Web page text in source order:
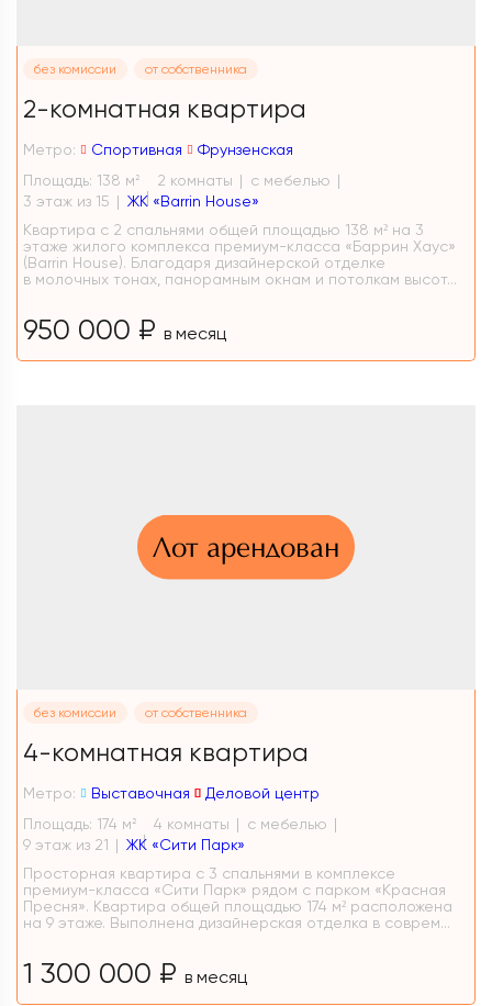
без комиссии от собственника
2-комнатная квартира
Метро: Спортивная
Фрунзенская
Площадь: 138 м 2 2 комнаты
с мебелью
3 этаж из 15
ЖК «Barrin House»
Квартира с 2 спальнями общей площадью 138 м² на 3
этаже жилого комплекса премиум-класса «Баррин Хаус»
(Barrin House). Благодаря дизайнерской отделке
в молочных тонах, панорамным окнам и потолкам высот...
950 000 ₽ в месяц
Лот арендован
без комиссии от собственника
4-комнатная квартира
Метро: Выставочная
Деловой центр
Площадь: 174 м 2 4 комнаты
с мебелью
9 этаж из 21
ЖК «Сити Парк»
Просторная квартира с 3 спальнями в комплексе
премиум-класса «Сити Парк» рядом с парком «Красная
Пресня». Квартира общей площадью 174 м² расположена
на 9 этаже. Выполнена дизайнерская отделка в соврем...
1 300 000 ₽ в месяц